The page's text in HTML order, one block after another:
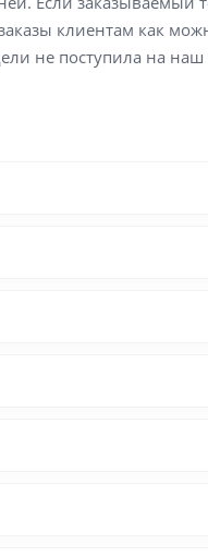
клиентам как
не поступила на